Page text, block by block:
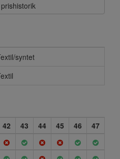
syntet
42 43 44 45 46
47